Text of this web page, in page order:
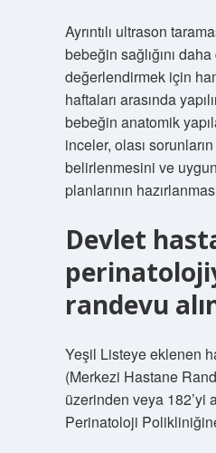
Ayrıntılı ultrason
bebeğin sağlığını
değerlendirmek için
haftaları arasında
bebeğin anatomik
inceler, olası
belirlenmesini ve
planlarının
Devlet
randevu
Yeşil Listeye eklenen
(Merkezi Hastane
üzerinden veya 182’yi
Perinatoloji